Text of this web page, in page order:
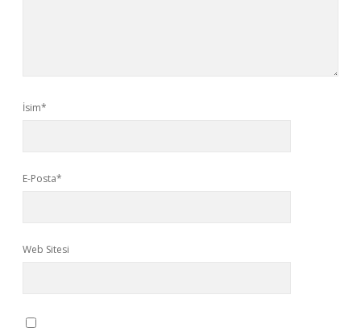
İsim*
E-Posta*
Web Sitesi